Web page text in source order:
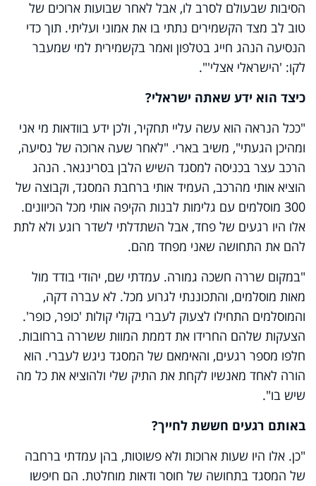
הסיבות שבעולם לסרב לו, אבל לאחר שבועות ארוכים של
טוב לב מצד הקשמירים נתתי בו את אמוני ועליתי. תוך כדי
הנסיעה הנהג חייג בטלפון ואמר בקשמירית למי שמעבר
לקו: 'הישראלי אצלי'".
כיצד הוא ידע שאתה ישראלי?
"ככל הנראה הוא עשה עליי תחקיר, ולכן ידע בוודאות מי אני
ומהיכן הגעתי", משיב בארי. "לאחר שעה ארוכה של נסיעה,
הרכב עצר בכניסה למסגד השיש הלבן בסרינגאר. הנהג
הוציא אותי מהרכב, העמיד אותי ברחבת המסגד, וקבוצה של
300 מוסלמים עם גלימות לבנות הקיפה אותי מכל הכיוונים.
אלו היו רגעים של פחד, אבל השתדלתי לשדר רוגע ולא לתת
להם את התחושה שאני מפחד מהם.
"במקום שררה חשכה גמורה. עמדתי שם, יהודי בודד מול
מאות מוסלמים, והתכוננתי לגרוע מכל. לא עברה דקה,
והמוסלמים התחילו לצעוק לעברי בקולי קולות 'כופר, כופר'.
הצעקות שלהם החרידו את דממת המוות ששררה ברחובות.
חלפו מספר רגעים, והאימאם של המסגד ניגש לעברי. הוא
הורה לאחד מאנשיו לקחת את התיק שלי ולהוציא את כל מה
שיש בו".
באותם רגעים חששת לחייך?
"כן. אלו היו שעות ארוכות ולא פשוטות, בהן עמדתי ברחבה
של המסגד בתחושה של חוסר ודאות מוחלטת. הם חיפשו